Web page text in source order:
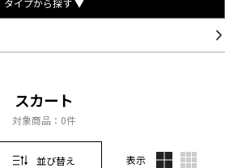
タイプから探す ▼
スカート
対象商品： 0件
並び替え 表示